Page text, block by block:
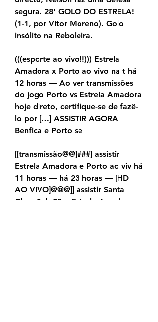
segura. 28' GOLO DO ESTRELA!
(1-1, por Vítor Moreno). Golo
insólito na Reboleira.
(((esporte ao vivo!!))) Estrela
Amadora x Porto ao vivo na t há
12 horas — Ao ver transmissões
do jogo Porto vs Estrela Amadora
hoje direto, certifique-se de fazê-
lo por […] ASSISTIR AGORA
Benfica e Porto se
[[transmissão@@]###] assistir
Estrela Amadora e Porto ao viv há
11 horas — há 23 horas — [HD
AO VIVO]@@@]] assistir Santa
Clara Sub-23 x Estrela Amadora